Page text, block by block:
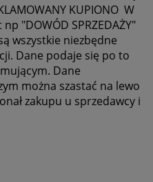
KUPIONO W
"DOWÓD SPRZEDAŻY"
wszystkie niezbędne
Dane podaje się po to
Dane
można szastać na lewo
zakupu u sprzedawcy i